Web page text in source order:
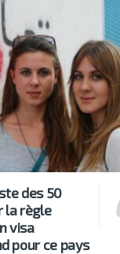
des 50
la règle
visa
pour ce pays